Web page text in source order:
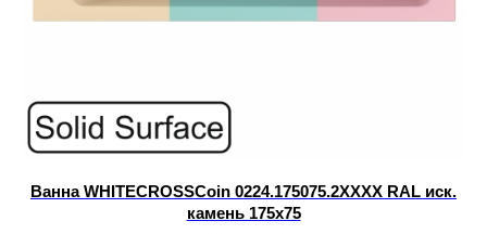
Ванна WHITECROSSCoin 0224.175075.2XXXX RAL иск.
камень 175х75